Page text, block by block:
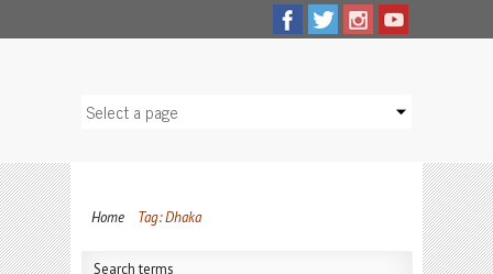
Home Tag: Dhaka